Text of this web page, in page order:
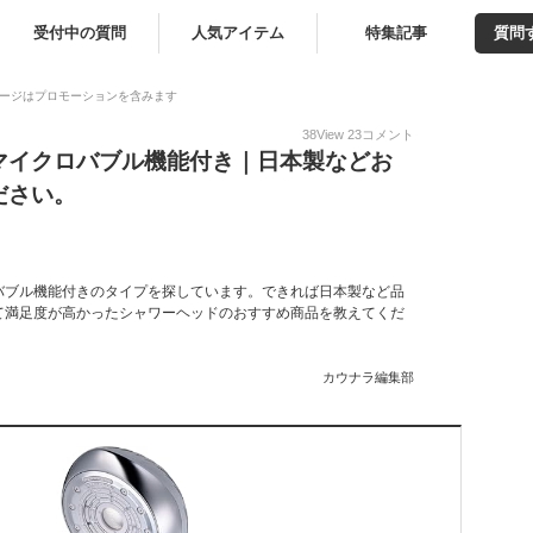
受付中の質問 人気アイテム 特集記事 質問
ジはプロモーションを含みます
38View 23コメント
クロバブル機能付き｜日本製などお
い。
ル機能付きのタイプを探しています。できれば日本製など品
足度が高かったシャワーヘッドのおすすめ商品を教えてくだ
カウナラ編集部